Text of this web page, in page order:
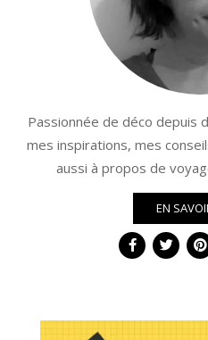
Passionnée de déco depuis
mes inspirations, mes
aussi à propos de
EN